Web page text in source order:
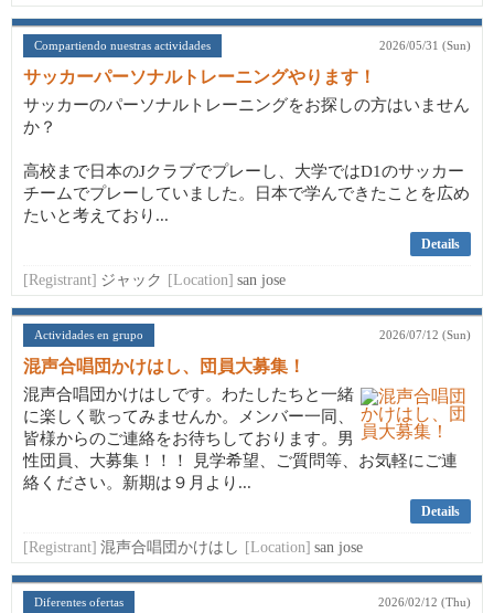
Compartiendo nuestras actividades 2026/05/31 (Sun)
サッカーパーソナルトレーニングやります！
サッカーのパーソナルトレーニングをお探しの方はいません
か？
高校まで日本のJクラブでプレーし、大学ではD1のサッカー
チームでプレーしていました。日本で学んできたことを広め
たいと考えており...
Details
[Registrant] ジャック [Location] san jose
Actividades en grupo 2026/07/12 (Sun)
混声合唱団かけはし、団員大募集！
混声合唱団かけはしです。わたしたちと一緒
に楽しく歌ってみませんか。メンバー一同、
皆様からのご連絡をお待ちしております。男
性団員、大募集！！！ 見学希望、ご質問等、お気軽にご連
絡ください。新期は９月より...
Details
[Registrant] 混声合唱団かけはし [Location] san jose
Diferentes ofertas 2026/02/12 (Thu)